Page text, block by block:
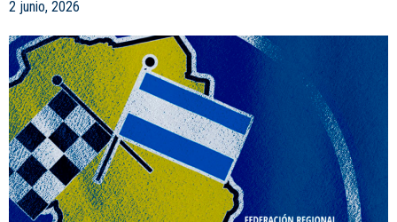
2 junio, 2026